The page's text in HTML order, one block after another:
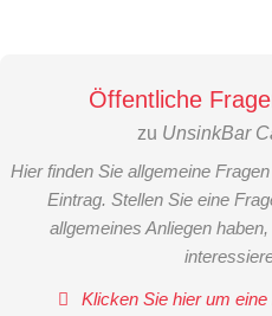
Öffentliche
zu UnsinkBar
Hier finden Sie allgemeine
Eintrag. Stellen Sie eine
allgemeines Anliegen
Klicken Sie hier um eine